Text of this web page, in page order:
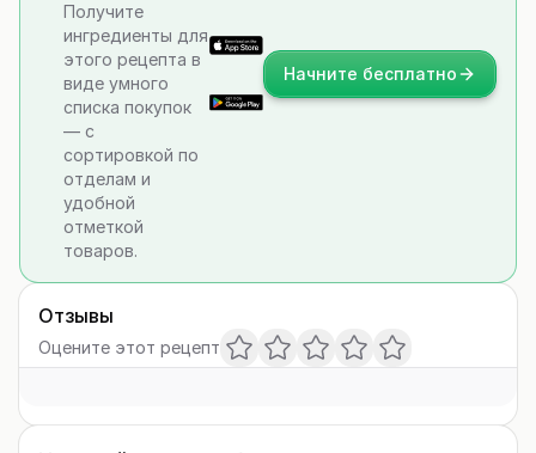
Получите
ингредиенты для
этого рецепта в
виде умного
списка покупок
— с
сортировкой по
отделам и
удобной
отметкой
товаров.
Начните бесплатно
Отзывы
Оцените этот рецепт